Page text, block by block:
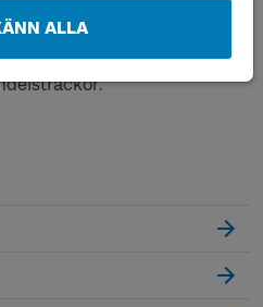
ALLA
går att få ersättningstrafik
avtal ska bussarna vara
Göteborg, Mölndal och